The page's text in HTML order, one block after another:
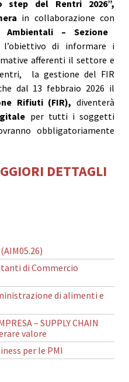
del Rentri 2026”,
in collaborazione con
Ambientali – Sezione
l’obiettivo di informare i
afferenti il settore e
la gestione del FIR
dal 13 febbraio 2026 il
Rifiuti (FIR), diventerà
per tutti i soggetti
obbligatoriamente
DETTAGLI
di Commercio
di alimenti e
– SUPPLY CHAIN
valore
per le PMI